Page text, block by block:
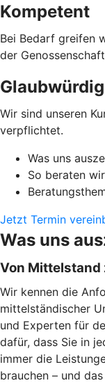
Kompetent
Bei Bedarf greifen
der
Glaubwürdig
Wir sind unseren
verpflichtet.
Was uns
So beraten wir
Jetzt Termin
Was uns
Von
Wir kennen die
mittelständischer
und Experten für
dafür, dass Sie in
immer die
brauchen – und